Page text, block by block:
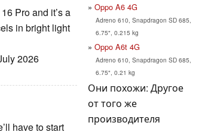
Pro and it’s a
in bright light
2026
have to start
Oppo A6 4G
Adreno 610, Snapdragon SD 685,
6.75", 0.215 kg
Oppo A6t 4G
Adreno 610, Snapdragon SD 685,
6.75", 0.21 kg
Они похожи: Другое
от того же
производителя